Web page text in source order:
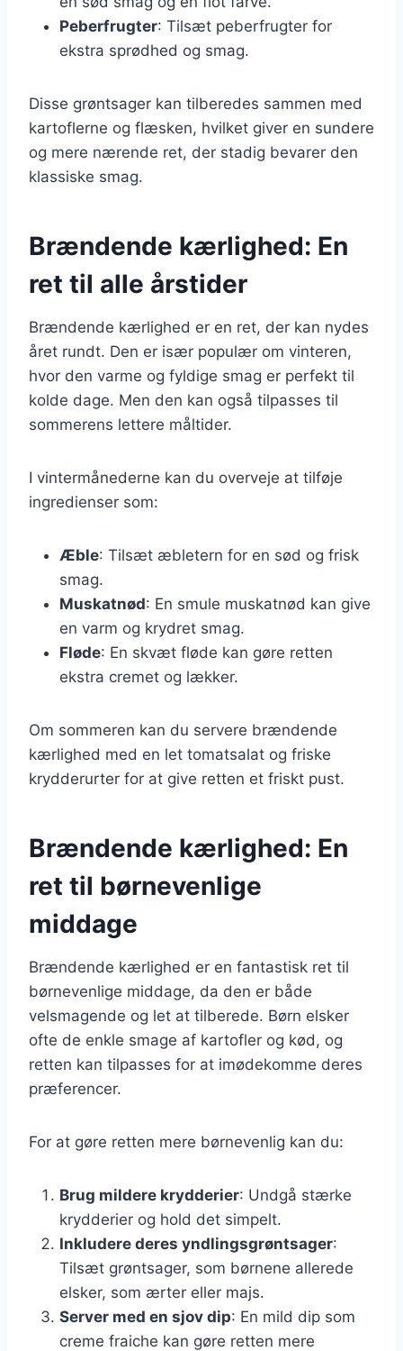
Peberfrugter: Tilsæt peberfrugter for
ekstra sprødhed og smag.
Disse grøntsager kan tilberedes sammen med
kartoflerne og flæsken, hvilket giver en sundere
og mere nærende ret, der stadig bevarer den
klassiske smag.
Brændende kærlighed: En
ret til alle årstider
Brændende kærlighed er en ret, der kan nydes
året rundt. Den er især populær om vinteren,
hvor den varme og fyldige smag er perfekt til
kolde dage. Men den kan også tilpasses til
sommerens lettere måltider.
I vintermånederne kan du overveje at tilføje
ingredienser som:
Æble: Tilsæt æbletern for en sød og frisk
smag.
Muskatnød: En smule muskatnød kan give
en varm og krydret smag.
Fløde: En skvæt fløde kan gøre retten
ekstra cremet og lækker.
Om sommeren kan du servere brændende
kærlighed med en let tomatsalat og friske
krydderurter for at give retten et friskt pust.
Brændende kærlighed: En
ret til børnevenlige
middage
Brændende kærlighed er en fantastisk ret til
børnevenlige middage, da den er både
velsmagende og let at tilberede. Børn elsker
ofte de enkle smage af kartofler og kød, og
retten kan tilpasses for at imødekomme deres
præferencer.
For at gøre retten mere børnevenlig kan du:
Brug mildere krydderier: Undgå stærke
krydderier og hold det simpelt.
Inkludere deres yndlingsgrøntsager:
Tilsæt grøntsager, som børnene allerede
elsker, som ærter eller majs.
Server med en sjov dip: En mild dip som
creme fraiche kan gøre retten mere